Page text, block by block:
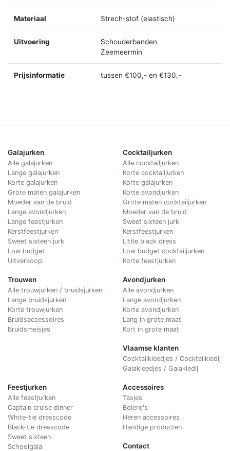
Materiaal Strech-stof (elastisch)
Uitvoering
Schouderbanden
Zeemeermin
Prijsinformatie tussen €100,- en €130,-
Galajurken
Alle galajurken
Lange galajurken
Korte galajurken
Grote maten galajurken
Moeder van de bruid
Lange avondjurken
Lange feestjurken
Kerstfeestjurken
Sweet sixteen jurk
Low budget
Uitverkoop
Trouwen
Alle trouwjurken / bruidsjurken
Lange bruidsjurken
Korte trouwjurken
Bruidsaccessoires
Bruidsmeisjes
Cocktailjurken
Alle cocktailjurken
Korte cocktailjurken
Korte galajurken
Korte avondjurken
Grote maten cocktailjurken
Moeder van de bruid
Sweet sixteen jurk
Kerstfeestjurken
Little black dress
Low budget cocktailjurken
Korte feestjurken
Avondjurken
Alle avondjurken
Lange avondjurken
Korte avondjurken
Lang in grote maat
Kort in grote maat
Vlaamse klanten
Cocktailkleedjes / Cocktailkledij
Galakleedjes / Galakledij
Feestjurken
Alle feestjurken
Captain cruise dinner
White-tie dresscode
Black-tie dresscode
Sweet sixteen
Schoolgala
Accessoires
Tasjes
Bolero's
Heren accessoires
Handige producten
Contact